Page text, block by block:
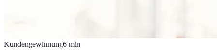
Kundengewinnung6 min